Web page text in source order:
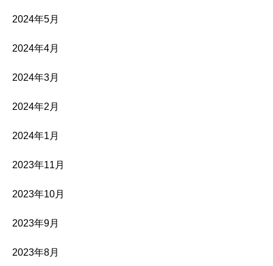
2024年5月
2024年4月
2024年3月
2024年2月
2024年1月
2023年11月
2023年10月
2023年9月
2023年8月